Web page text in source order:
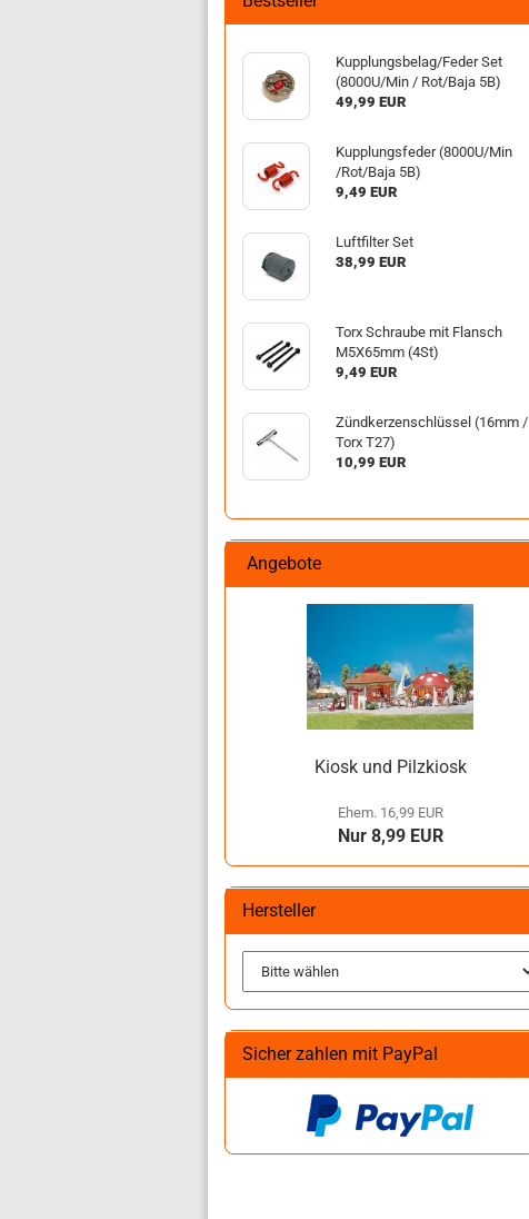
LRP anzeigen
Kupplungsbelag/Feder Set
(8000U/Min / Rot/Baja 5B)
49,99 EUR
Kupplungsfeder (8000U/Min
/Rot/Baja 5B)
9,49 EUR
Luftfilter Set
38,99 EUR
Torx Schraube mit Flansch
M5X65mm (4St)
9,49 EUR
Zündkerzenschlüssel (16mm /
Torx T27)
10,99 EUR
Angebote
Kiosk und Pilzkiosk
Ehem. 16,99 EUR
Nur 8,99 EUR
Hersteller
Sicher zahlen mit PayPal